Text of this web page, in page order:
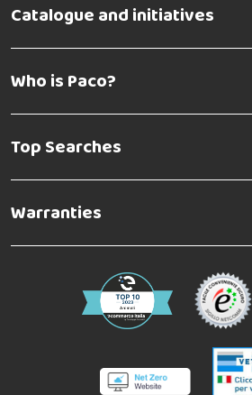
Catalogue and initiatives
Who is Paco?
Top Searches
Warranties